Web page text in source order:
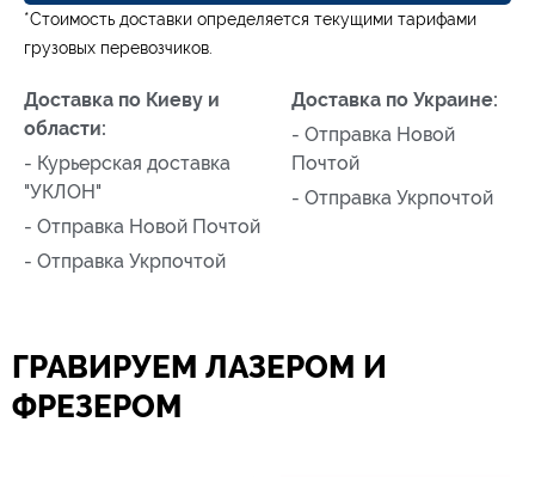
*Стоимость доставки определяется текущими тарифами
грузовых перевозчиков.
Доставка по Киеву и
области:
- Курьерская доставка
"УКЛОН"
- Отправка Новой Почтой
- Отправка Укрпочтой
Доставка по Украине:
- Отправка Новой
Почтой
- Отправка Укрпочтой
ГРАВИРУЕМ ЛАЗЕРОМ И
ФРЕЗЕРОМ